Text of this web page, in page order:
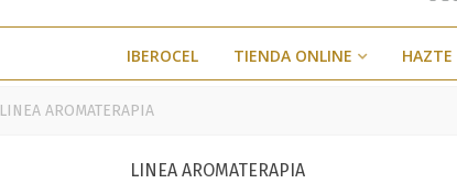
IBEROCEL TIENDA ONLINE HAZTE
LINEA AROMATERAPIA
LINEA AROMATERAPIA